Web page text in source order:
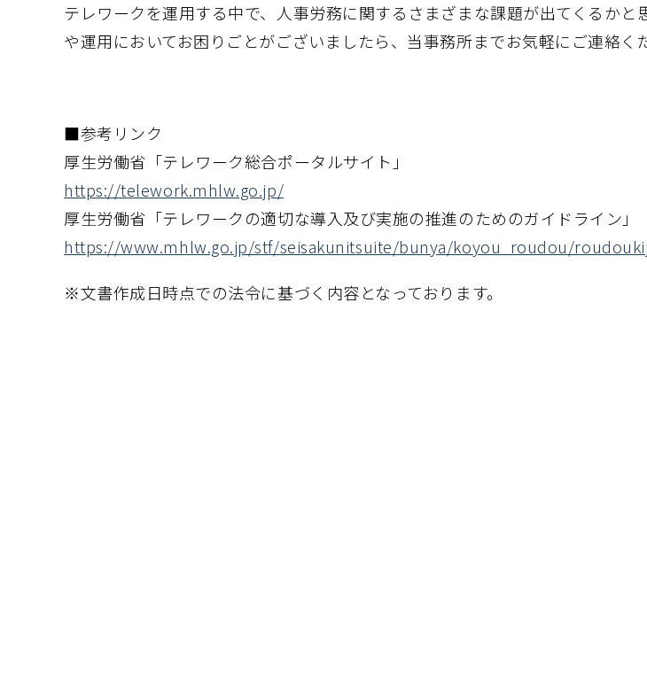
テレワークを運用する中で、人事労務に関するさまざまな課題が出てくるかと
や運用においてお困りごとがございましたら、当事務所までお気軽にご連絡
■参考リンク
厚生労働省「テレワーク総合ポータルサイト」
https://telework.mhlw.go.jp/
厚生労働省「テレワークの適切な導入及び実施の推進のためのガイドライン」
https://www.mhlw.go.jp/stf/seisakunitsuite/bunya/koyou_roudou/
※文書作成日時点での法令に基づく内容となっております。